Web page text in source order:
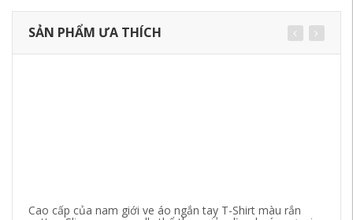
SẢN PHẨM ƯA THÍCH
Cao cấp của nam giới ve áo ngắn tay T-Shirt màu rắn